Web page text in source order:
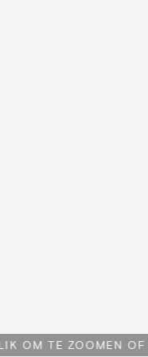
OM TE ZOOMEN